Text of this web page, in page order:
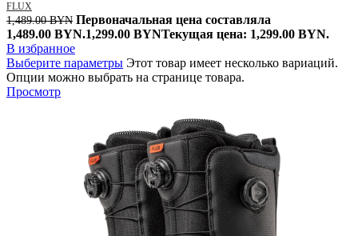
FLUX
1,489.00BYN Первоначальная цена составляла
1,489.00 BYN.1,299.00 BYNТекущая цена: 1,299.00 BYN.
В избранное
Выберите параметры Этот товар имеет несколько вариаций.
Опции можно выбрать на странице товара.
Просмотр